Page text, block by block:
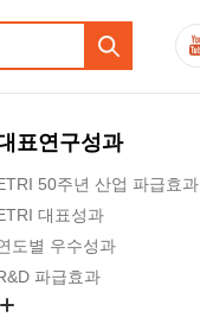
표연구성과
50주년 산업 파급효과
대표성과
도별 우수성과
파급효과